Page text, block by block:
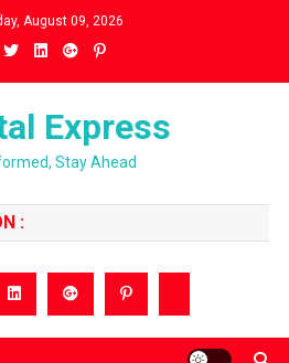
August 09, 2026
Express
Stay Ahead
: